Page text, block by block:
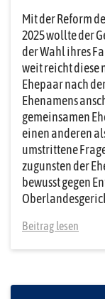
Mit der Reform
2025 wollte der
der Wahl ihres
weit reicht diese
Ehepaar nach
Ehenamens
gemeinsamen
einen anderen
umstrittene
zugunsten der
bewusst gegen
Beitrag lesen